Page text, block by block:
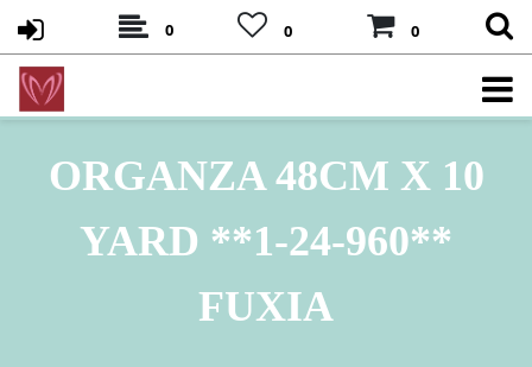
0 0 0
ORGANZA 48CM X 10
YARD **1-24-960**
FUXIA